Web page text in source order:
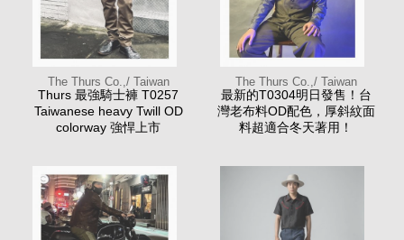
The Thurs Co.,/ Taiwan
Thurs 最強騎士褲 T0257
Taiwanese heavy Twill OD
colorway 強悍上市
The Thurs Co.,/ Taiwan
最新的T0304明日發售！台
灣老布料OD配色，厚斜紋面
料超適合冬天著用！